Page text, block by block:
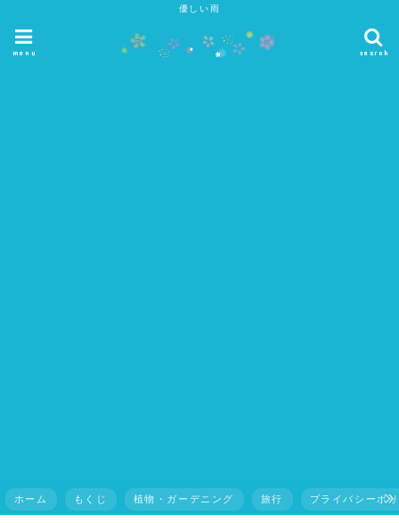
優しい雨
search
menu
ホーム もくじ 植物・ガーデニング 旅行 プライバシーポ